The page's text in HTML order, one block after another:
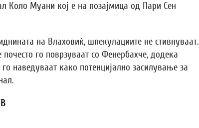
Коло Муани кој е на позајмица од Пари Сен
на Влаховиќ, шпекулациите не стивнуваат.
го поврзуваат со Фенербахче, додека
наведуваат како потенцијално засилување за